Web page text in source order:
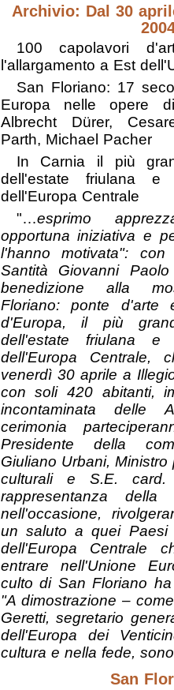
Archivio: Dal 30
100 capolavori
l'allargamento a Est
San Floriano: 17
Europa nelle opere
Albrecht Dürer,
Parth, Michael Pacher
In Carnia il più
dell'estate friulana
dell'Europa Centrale
"…esprimo
opportuna iniziativa e
l'hanno motivata":
Santità Giovanni
benedizione alla
Floriano: ponte
d'Europa, il più
dell'estate friulana
dell'Europa Centrale,
venerdì 30 aprile a
con soli 420 abitanti,
incontaminata delle
cerimonia
Presidente della
Giuliano Urbani,
culturali e S.E.
rappresentanza
nell'occasione,
un saluto a quei Paesi
dell'Europa Centrale
entrare nell'Unione
culto di San Floriano
"A dimostrazione –
Geretti, segretario
dell'Europa dei
cultura e nella fede,
San